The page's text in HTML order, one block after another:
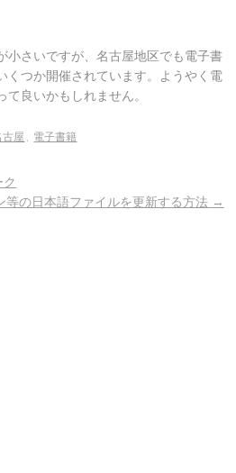
小さいですが、名古屋地区でも電子書
くつか開催されています。ようやく電
良いかもしれません。
古屋 , 電子書籍
の日本語ファイルを更新する方法 →